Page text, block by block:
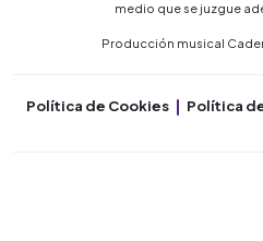
medio que se juzgue
Producción musical
Política de Cookies Política